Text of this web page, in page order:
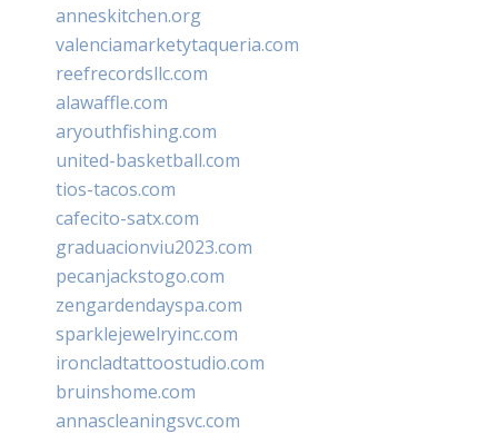
anneskitchen.org
valenciamarketytaqueria.com
reefrecordsllc.com
alawaffle.com
aryouthfishing.com
united-basketball.com
tios-tacos.com
cafecito-satx.com
graduacionviu2023.com
pecanjackstogo.com
zengardendayspa.com
sparklejewelryinc.com
ironcladtattoostudio.com
bruinshome.com
annascleaningsvc.com